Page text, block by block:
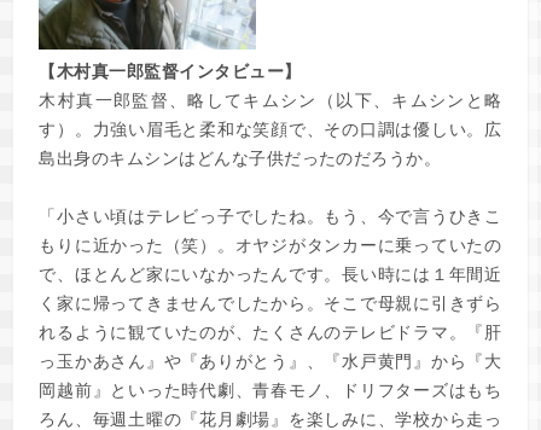
【木村真一郎監督インタビュー】
木村真一郎監督、略してキムシン（以下、キムシンと略
す）。力強い眉毛と柔和な笑顔で、その口調は優しい。広
島出身のキムシンはどんな子供だったのだろうか。
「小さい頃はテレビっ子でしたね。もう、今で言うひきこ
もりに近かった（笑）。オヤジがタンカーに乗っていたの
で、ほとんど家にいなかったんです。長い時には１年間近
く家に帰ってきませんでしたから。そこで母親に引きずら
れるように観ていたのが、たくさんのテレビドラマ。『肝
っ玉かあさん』や『ありがとう』、『水戸黄門』から『大
岡越前』といった時代劇、青春モノ、ドリフターズはもち
ろん、毎週土曜の『花月劇場』を楽しみに、学校から走っ